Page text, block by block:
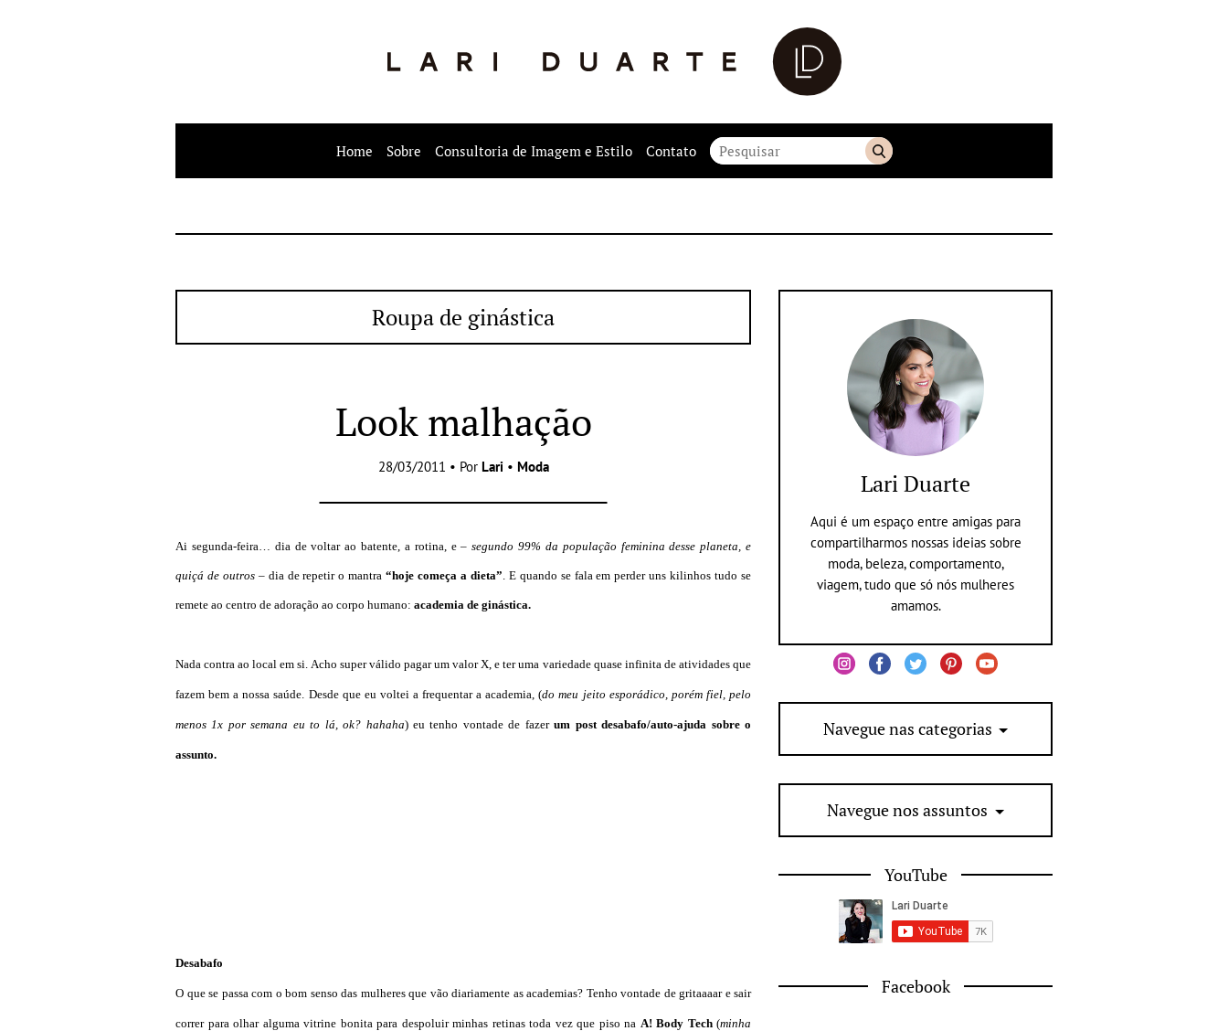
Home Sobre Consultoria de Imagem e Estilo Contato
Roupa de ginástica
Look malhação
28/03/2011 • Por Lari • Moda
Ai segunda-feira… dia de voltar ao batente, a rotina, e –segundo 99% da população feminina desse planeta, e
quiçá de outros– dia de repetir o mantra“hoje começa a dieta”. E quando se fala em perder uns kilinhos tudo se
remete ao centro de adoração ao corpo humano: academia de ginástica.
Nada contra ao local em si. Acho super válido pagar um valor X, e ter uma variedade quase infinita de atividades que
fazem bem a nossa saúde. Desde que eu voltei a frequentar a academia, (do meu jeito esporádico, porém fiel, pelo
menos 1x por semana eu to lá, ok? hahaha) eu tenho vontade de fazerum post desabafo/auto-ajuda sobre o
assunto.
Desabafo
O que se passa com o bom senso das mulheres que vão diariamente as academias? Tenho vontade de gritaaaar e sair
correr para olhar alguma vitrine bonita para despoluir minhas retinas toda vez que piso na A! Body Tech(minha
Lari Duarte
Aqui é um espaço entre amigas para
compartilharmos nossas ideias sobre
moda, beleza, comportamento,
viagem, tudo que só nós mulheres
amamos.
Navegue nas categorias
Navegue nos assuntos
YouTube
Facebook